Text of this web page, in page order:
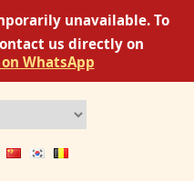
unavailable. To
us directly on
WhatsApp